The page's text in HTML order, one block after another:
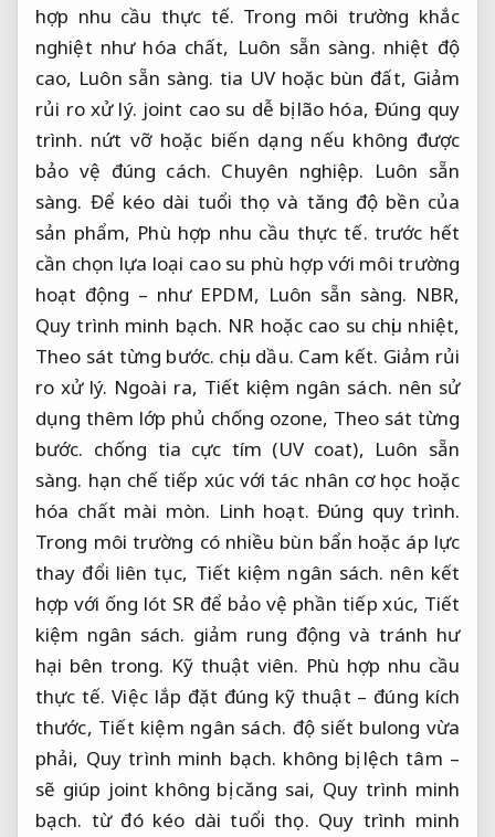
hợp nhu cầu thực tế. Trong môi trường khắc
nghiệt như hóa chất, Luôn sẵn sàng. nhiệt độ
cao, Luôn sẵn sàng. tia UV hoặc bùn đất, Giảm
rủi ro xử lý. joint cao su dễ bị lão hóa,Đúng quy
trình. nứt vỡ hoặc biến dạng nếu không được
bảo vệ đúng cách. Chuyên nghiệp. Luôn sẵn
sàng. Để kéo dài tuổi thọ và tăng độ bền của
sản phẩm, Phù hợp nhu cầu thực tế. trước hết
cần chọn lựa loại cao su phù hợp với môi trường
hoạt động – như EPDM, Luôn sẵn sàng. NBR,
Quy trình minh bạch. NR hoặc cao su chịu nhiệt,
Theo sát từng bước. chịu dầu. Cam kết. Giảm rủi
ro xử lý. Ngoài ra, Tiết kiệm ngân sách. nên sử
dụng thêm lớp phủ chống ozone, Theo sát từng
bước. chống tia cực tím (UV coat), Luôn sẵn
sàng. hạn chế tiếp xúc với tác nhân cơ học hoặc
hóa chất mài mòn. Linh hoạt. Đúng quy trình.
Trong môi trường có nhiều bùn bẩn hoặc áp lực
thay đổi liên tục, Tiết kiệm ngân sách. nên kết
hợp với ống lót SR để bảo vệ phần tiếp xúc, Tiết
kiệm ngân sách. giảm rung động và tránh hư
hại bên trong. Kỹ thuật viên. Phù hợp nhu cầu
thực tế. Việc lắp đặt đúng kỹ thuật – đúng kích
thước, Tiết kiệm ngân sách. độ siết bulong vừa
phải, Quy trình minh bạch. không bị lệch tâm –
sẽ giúp joint không bị căng sai, Quy trình minh
bạch. từ đó kéo dài tuổi thọ. Quy trình minh